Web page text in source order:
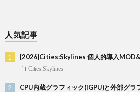
人気記事
[2026]Cities:Skylines 個人的導入
Cities:Skylines
CPU内蔵グラフィック(iGPU)と外部グラ